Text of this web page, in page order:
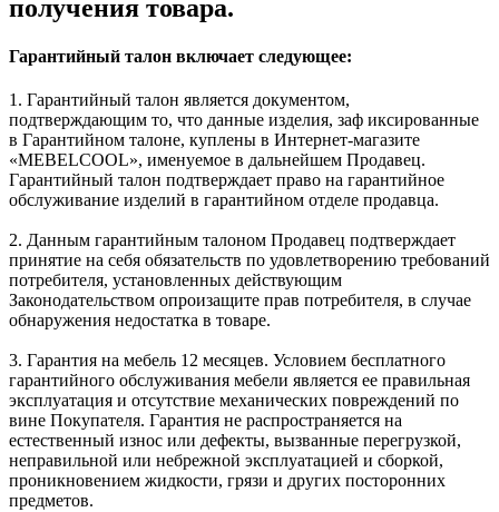
получения товара.
Гарантийный талон включает следующее:
1. Гарантийный талон является документом,
подтверждающим то, что данные изделия, заф иксированные
в Гарантийном талоне, куплены в Интернет-магазите
«MEBELCOOL», именуемое в дальнейшем Продавец.
Гарантийный талон подтверждает право на гарантийное
обслуживание изделий в гарантийном отделе продавца.
2. Данным гарантийным талоном Продавец подтверждает
принятие на себя обязательств по удовлетворению требований
потребителя, установленных действующим
Законодательством опроизащите прав потребителя, в случае
обнаружения недостатка в товаре.
3. Гарантия на мебель 12 месяцев. Условием бесплатного
гарантийного обслуживания мебели является ее правильная
эксплуатация и отсутствие механических повреждений по
вине Покупателя. Гарантия не распространяется на
естественный износ или дефекты, вызванные перегрузкой,
неправильной или небрежной эксплуатацией и сборкой,
проникновением жидкости, грязи и других посторонних
предметов.